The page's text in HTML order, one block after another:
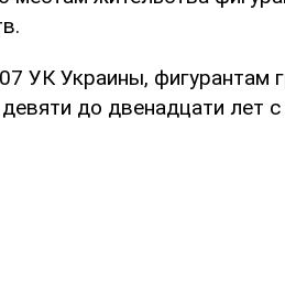
УК Украины, фигурантам
до двенадцати лет